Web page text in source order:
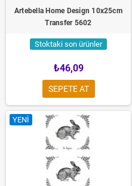
Artebella Home Design 10x25cm
Transfer 5602
Stoktaki son ürünler
₺46,09
SEPETE AT
YENI